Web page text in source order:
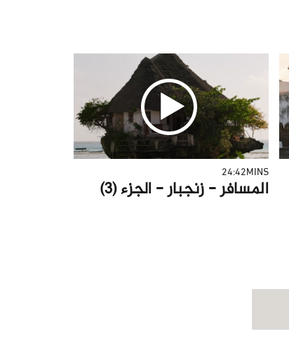
24:42MINS
المسافر - زنجبار - الجزء (3)